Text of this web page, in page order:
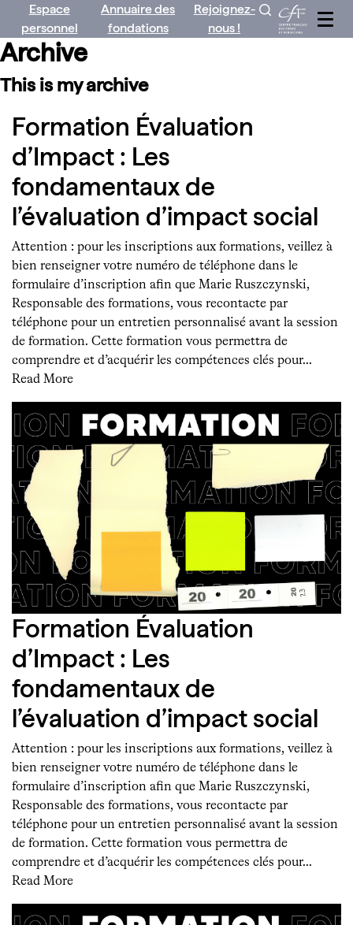
contenu
Espace
personnel
Annuaire des
fondations
Rejoignez-
nous !
Archive
This is my archive
Formation Évaluation
d’Impact : Les
fondamentaux de
l’évaluation d’impact social
Attention : pour les inscriptions aux formations, veillez à
bien renseigner votre numéro de téléphone dans le
formulaire d’inscription afin que Marie Ruszczynski,
Responsable des formations, vous recontacte par
téléphone pour un entretien personnalisé avant la session
de formation. Cette formation vous permettra de
comprendre et d’acquérir les compétences clés pour…
Read More
Formation Évaluation
d’Impact : Les
fondamentaux de
l’évaluation d’impact social
Attention : pour les inscriptions aux formations, veillez à
bien renseigner votre numéro de téléphone dans le
formulaire d’inscription afin que Marie Ruszczynski,
Responsable des formations, vous recontacte par
téléphone pour un entretien personnalisé avant la session
de formation. Cette formation vous permettra de
comprendre et d’acquérir les compétences clés pour…
Read More